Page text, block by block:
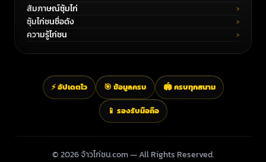
สัมภาษณ์ซุ้มไก่
ซุ้มไก่ชนชื่อดัง
ความรู้ไก่ชน
⚡ อัปเดตไว 🎯 ข้อมูลครบ 🏟️ ครบทุกสนาม
📱 รองรับมือถือ
© 2026 จ้าวไก่ชน.com — All Rights Reserved.